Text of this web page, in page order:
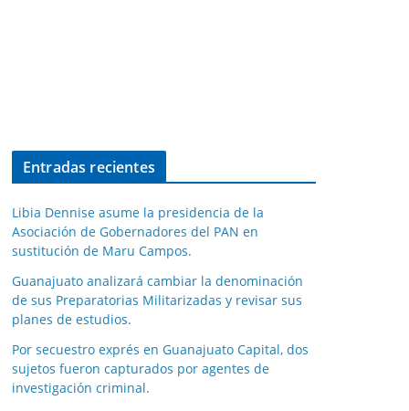
Entradas recientes
Libia Dennise asume la presidencia de la
Asociación de Gobernadores del PAN en
sustitución de Maru Campos.
Guanajuato analizará cambiar la denominación
de sus Preparatorias Militarizadas y revisar sus
planes de estudios.
Por secuestro exprés en Guanajuato Capital, dos
sujetos fueron capturados por agentes de
investigación criminal.